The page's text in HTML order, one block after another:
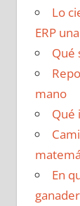
Lo
ERP
Qué
mano
Qué
En